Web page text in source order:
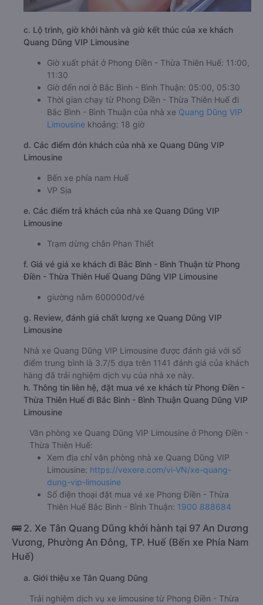
c. Lộ trình, giờ khởi hành và giờ kết thúc của xe khách
Quang Dũng VIP Limousine
Giờ xuất phát ở Phong Điền - Thừa Thiên Huế: 11:00,
11:30
Giờ đến nơi ở Bắc Bình - Bình Thuận: 05:00, 05:30
Thời gian chạy từ Phong Điền - Thừa Thiên Huế đi
Bắc Bình - Bình Thuận của nhà xe Quang Dũng VIP
Limousine khoảng: 18 giờ
d. Các điểm đón khách của nhà xe Quang Dũng VIP
Limousine
Bến xe phía nam Huế
VP Sịa
e. Các điểm trả khách của nhà xe Quang Dũng VIP
Limousine
Trạm dừng chân Phan Thiết
f. Giá vé giá xe khách đi Bắc Bình - Bình Thuận từ Phong
Điền - Thừa Thiên Huế Quang Dũng VIP Limousine
giường nằm 600000đ/vé
g. Review, đánh giá chất lượng xe Quang Dũng VIP
Limousine
Nhà xe Quang Dũng VIP Limousine được đánh giá với số
điểm trung bình là 3.7/5 dựa trên 1141 đánh giá của khách
hàng đã trải nghiệm dịch vụ của nhà xe này.
h. Thông tin liên hệ, đặt mua vé xe khách từ Phong Điền -
Thừa Thiên Huế đi Bắc Bình - Bình Thuận Quang Dũng VIP
Limousine
Văn phòng xe Quang Dũng VIP Limousine ở Phong Điền -
Thừa Thiên Huế:
Xem địa chỉ văn phòng nhà xe Quang Dũng VIP
Limousine: https://vexere.com/vi-VN/xe-quang-
dung-vip-limousine
Số điện thoại đặt mua vé xe Phong Điền - Thừa
Thiên Huế Bắc Bình - Bình Thuận: 1900 888684
🚌 2. Xe Tân Quang Dũng khởi hành tại 97 An Dương
Vương, Phường An Đông, TP. Huế (Bến xe Phía Nam
Huế)
a. Giới thiệu xe Tân Quang Dũng
Trải nghiệm dịch vụ xe limousine từ Phong Điền - Thừa